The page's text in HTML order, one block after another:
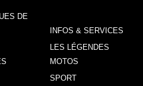
DE
INFOS & SERVICES
LES LÉGENDES
MOTOS
SPORT